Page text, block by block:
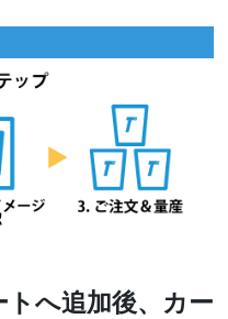
へ追加後、カー